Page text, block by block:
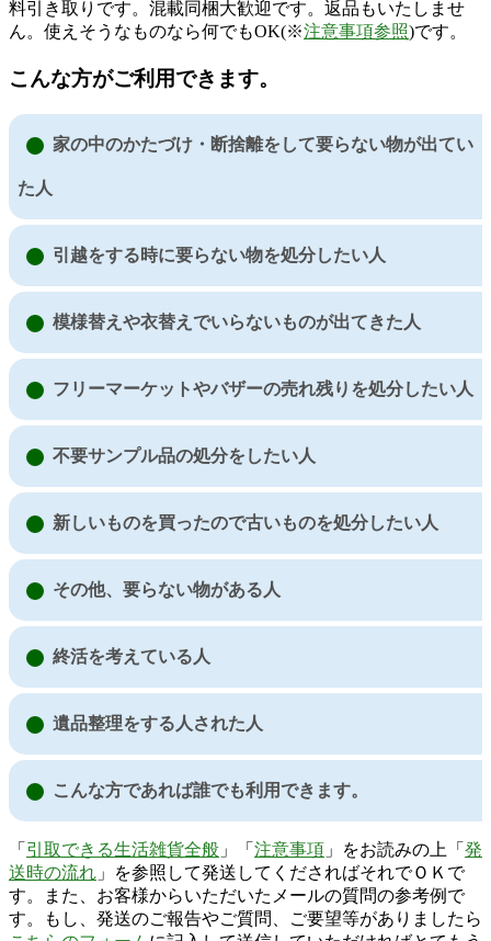
料引き取りです。混載同梱大歓迎です。返品もいたしませ
ん。使えそうなものなら何でもOK(※注意事項参照)です。
こんな方がご利用できます。
家の中のかたづけ・断捨離をして要らない物が出てい
た人
引越をする時に要らない物を処分したい人
模様替えや衣替えでいらないものが出てきた人
フリーマーケットやバザーの売れ残りを処分したい人
不要サンプル品の処分をしたい人
新しいものを買ったので古いものを処分したい人
その他、要らない物がある人
終活を考えている人
遺品整理をする人された人
こんな方であれば誰でも利用できます。
「 引取できる生活雑貨全般 」「 注意事項 」をお読みの上「 発
送時の流れ 」を参照して発送してくださればそれでＯＫで
す。また、お客様からいただいたメールの質問の参考例で
す。もし、発送のご報告やご質問、ご要望等がありましたら